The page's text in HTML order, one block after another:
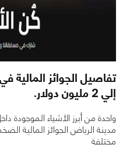
تفاصيل الجوائز
إلي 2 مليون دولار.
واحدة من أبرز الأشياء الموجودة
مدينة الرياض الجوائز المالية
مختلفة